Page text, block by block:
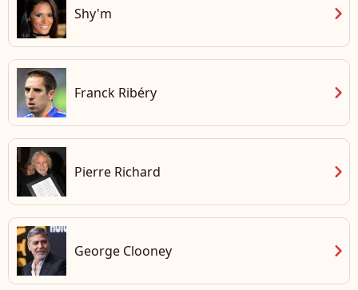
Shy'm chevron_right
Franck Ribéry chevron_right
Pierre Richard chevron_right
George Clooney chevron_right